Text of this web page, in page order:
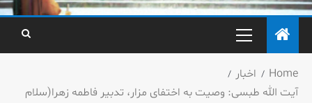
Home
اخبار
آیت الله طبسی: وصیت به اختفای مزار، تدبیر فاطمه زهرا(سلام